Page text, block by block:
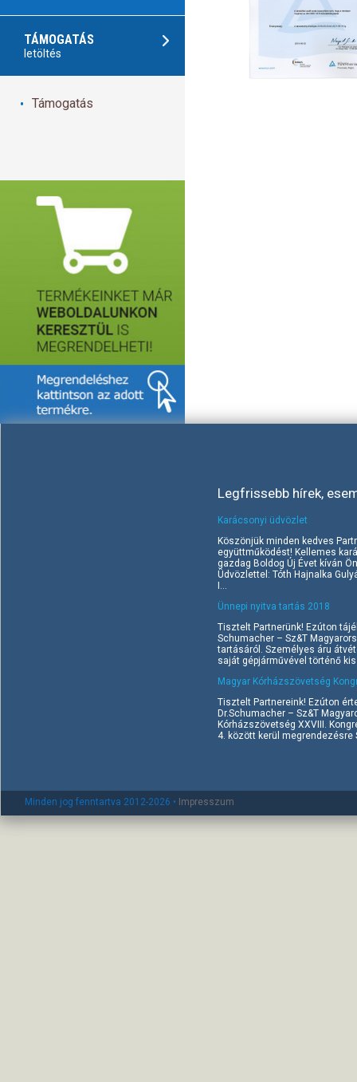
TÁMOGATÁS
letöltés
Támogatás
Legfrissebb hírek,
Karácsonyi üdvözlet
Köszönjük minden kedves
együttműködést! Kellemes
gazdag Boldog Új Évet kíván
Üdvözlettel: Tóth Hajnalka
I...
Ünnepi nyitva tartás 2018
Tisztelt Partnerünk! Ezúton
Schumacher – Sz&T
tartásáról. Személyes áru
saját gépjárművével történő
Magyar Kórházszövetség
Tisztelt Partnereink! Ezúton
Dr.Schumacher – Sz&T
Kórházszövetség XXVIII.
4. között kerül megrendezésre
Minden jog fenntartva 2012-2026 • Impresszum